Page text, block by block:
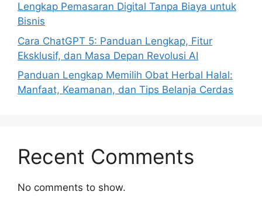
Lengkap Pemasaran Digital Tanpa Biaya untuk
Bisnis
Cara ChatGPT 5: Panduan Lengkap, Fitur
Eksklusif, dan Masa Depan Revolusi AI
Panduan Lengkap Memilih Obat Herbal Halal:
Manfaat, Keamanan, dan Tips Belanja Cerdas
Recent Comments
No comments to show.